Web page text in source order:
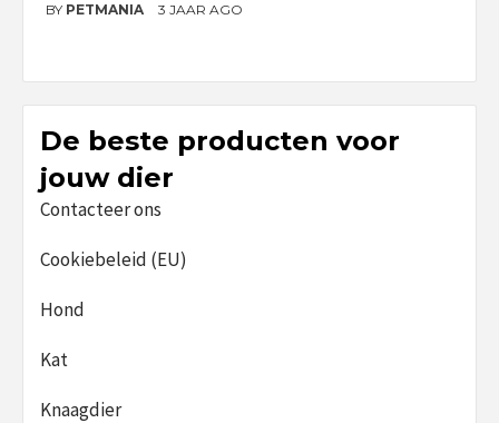
BY PETMANIA 3 JAAR AGO
De beste producten voor
jouw dier
Contacteer ons
Cookiebeleid (EU)
Hond
Kat
Knaagdier